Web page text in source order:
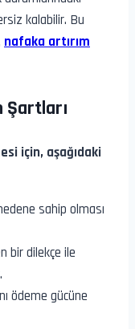
kalabilir. Bu
nafaka artırım
Şartları
için, aşağıdaki
sahip olması
bir dilekçe ile
ödeme gücüne